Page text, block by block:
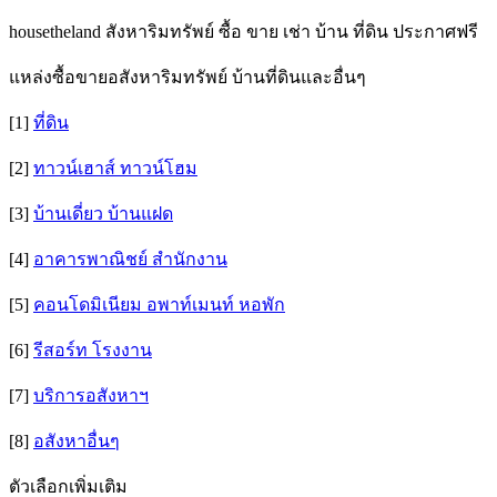
housetheland สังหาริมทรัพย์ ซื้อ ขาย เช่า บ้าน ที่ดิน ประกาศฟรี
แหล่งซื้อขายอสังหาริมทรัพย์ บ้านที่ดินและอื่นๆ
[1] ที่ดิน
[2] ทาวน์เฮาส์ ทาวน์โฮม
[3] บ้านเดี่ยว บ้านแฝด
[4] อาคารพาณิชย์ สำนักงาน
[5] คอนโดมิเนียม อพาท์เมนท์ หอพัก
[6] รีสอร์ท โรงงาน
[7] บริการอสังหาฯ
[8] อสังหาอื่นๆ
ตัวเลือกเพิ่มเติม